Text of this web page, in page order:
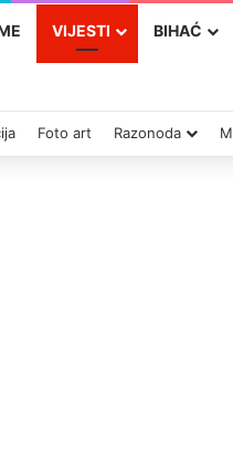
VIJESTI BIHAĆ
Foto art Razonoda